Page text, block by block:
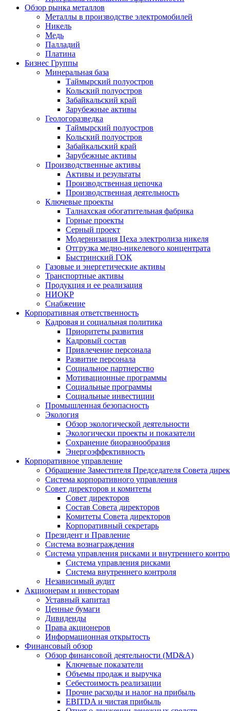
Обзор рынка металлов
Металлы в производстве электромобилей
Никель
Медь
Палладий
Платина
Бизнес Группы
Минеральная база
Таймырский полуостров
Кольский полуостров
Забайкальский край
Зарубежные активы
Геологоразведка
Таймырский полуостров
Кольский полуостров
Забайкальский край
Зарубежные активы
Производственные активы
Активы и результаты
Производственная цепочка
Производственная деятельность
Ключевые проекты
Талнахская обогатительная фабрика
Горные проекты
Серный проект
Модернизация Цеха электролиза никеля
Отгрузка медно-никелевого концентрата
Быстринский ГОК
Газовые и энергетические активы
Транспортные активы
Продукция и ее реализация
НИОКР
Снабжение
Корпоративная ответственность
Кадровая и социальная политика
Приоритеты развития
Кадровый состав
Привлечение персонала
Развитие персонала
Социальное партнерство
Мотивационные программы
Социальные программы
Социальные инвестиции
Промышленная безопасность
Экология
Обзор экологической деятельности
Экологически проекты и показатели
Сохранение биоразнообразия
Энергоэффективность
Корпоративное управление
Обращение Заместителя Председателя Совета
Система корпоративного управления
Совет директоров и комитеты
Совет директоров
Состав Совета директоров
Комитеты Совета директоров
Корпоративный секретарь
Президент и Правление
Система вознаграждения
Система управления рисками и внутреннего
Система управления рисками
Система внутреннего контроля
Независимый аудит
Акционерам и инвесторам
Уставный капитал
Ценные бумаги
Дивиденды
Права акционеров
Информационная открытость
Финансовый обзор
Обзор финансовой деятельности (MD&A)
Ключевые показатели
Объемы продаж и выручка
Себестоимость реализации
Прочие расходы и налог на прибыль
EBITDA и чистая прибыль